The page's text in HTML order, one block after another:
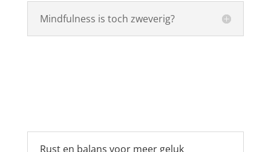
Mindfulness is toch zweverig?
Rust en balans voor meer geluk